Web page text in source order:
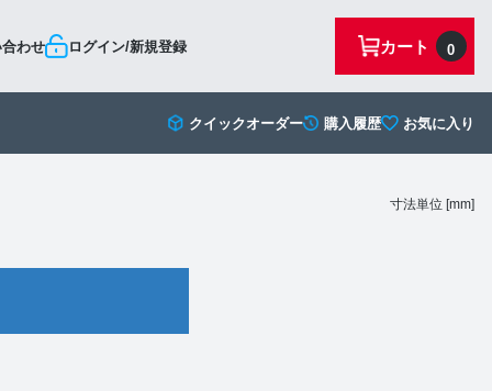
わせ ログイン/新規登録 0
カート
クイックオーダー 購入履歴 お気に入り
寸法単位 [mm]